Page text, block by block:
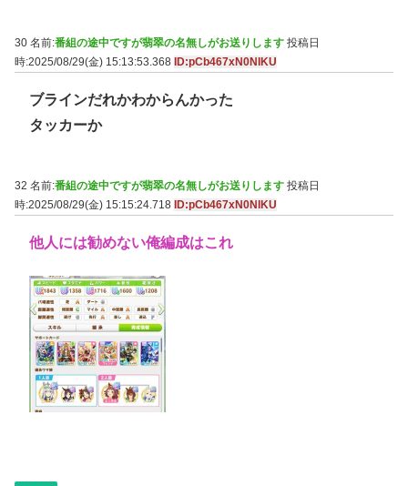
30 名前:番組の途中ですが翡翠の名無しがお送りします 投稿日
時:2025/08/29(金) 15:13:53.368 ID:pCb467xN0NIKU
ブラインだれかわからんかった
タッカーか
32 名前:番組の途中ですが翡翠の名無しがお送りします 投稿日
時:2025/08/29(金) 15:15:24.718 ID:pCb467xN0NIKU
他人には勧めない俺編成はこれ